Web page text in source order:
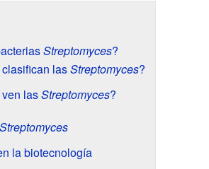
Streptomyces?
lasStreptomyces?
lasStreptomyces?
Streptomyces
la biotecnología